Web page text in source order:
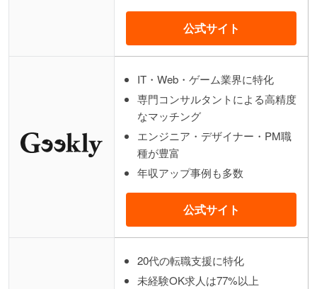
公式サイト
IT・Web・ゲーム業界に特化
専門コンサルタントによる高精度
なマッチング
エンジニア・デザイナー・PM職
種が豊富
年収アップ事例も多数
公式サイト
20代の転職支援に特化
未経験OK求人は77%以上